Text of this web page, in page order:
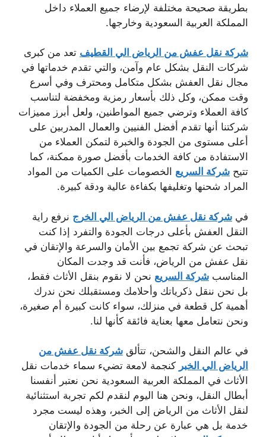
بطريقة صحيحة مختلفة لإرضاء جميع العملاء داخل
المملكة العربية السعودية وخارجها.
شركة نقل عفش من الرياض الي القطيف تعد من كبرى
شركات النقل بشكل عام وآمن، والتي تقدم خدماتها في
مجال نقل العفش بشكل متكامل ومحترف وفي أسرع
وقت ممكن، وكل ذلك بأسعار رمزية ومخفضة لتناسب
كافة العملاء وترضي جميع المواطنين، ولعل أبرز مميزات
شركتنا أنها تقدم أفضل الفنيين والعمال المدربين على
أعلى مستوى من الجودة والخبرة لتمكن العملاء من
الاستفادة من كافة الخدمات بأفضل صورة ممكنة، كما
تتيح شركة السريع الخصومات على الكميات من المواد
المراد شحنها وتغليفها بكفاءة عالية ودقة كبيرة.
في شركة نقل عفش من الرياض الي الخرج نرفع راية
النقل العفش بأعلى درجات الجودة والتفرد إذا كنت
تبحث عن شركة تجمع بين الأمان والسرعة والإتقان في
نقل عفش من الرياض، فأنت قد وجدت المكان
المناسب شركة السريع نحن لا نقوم بنقل الأثاث فقط،
بل نحن ننقل ذكرياتك وأحلامك ومستقبلك نحن ندرك
أهمية كل قطعة في منزلك، سواء كانت كبيرة أم صغيرة،
ونحن نتعامل معها بعناية فائقة كأنها لنا.
في عالم النقل والشحن، تتألق شركة نقل عفش من
الرياض الي الخبر كنجمة لامعة تضيء سماء خدمات نقل
الأثاث في المملكة العربية السعودية نحن نعتبر أنفسنا
أبطال النقل، ونحن هنا اليوم لنقدم لكم تجربة استثنائية
لنقل الأثاث من الرياض إلى الخبر، وهذه ليست مجرد
خدمة بل هي عبارة عن رحلة من الجودة والإتقان